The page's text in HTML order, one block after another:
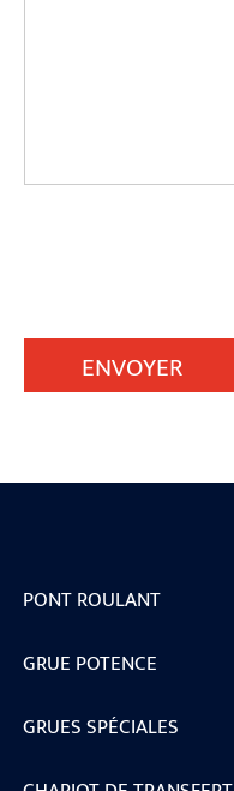
ENVOYER
PONT ROULANT
GRUE POTENCE
GRUES SPÉCIALES